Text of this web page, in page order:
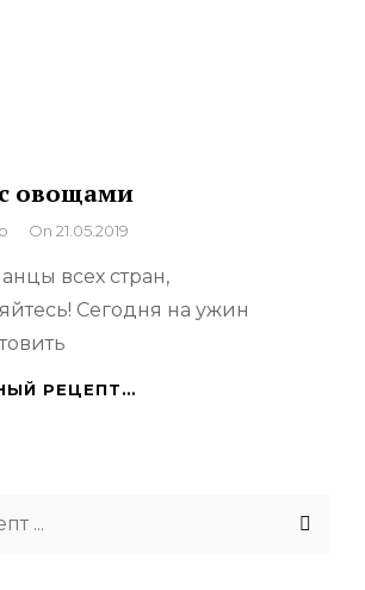
овощами
On 21.05.2019
всех стран,
Сегодня на ужин
РЕЦЕПТ…